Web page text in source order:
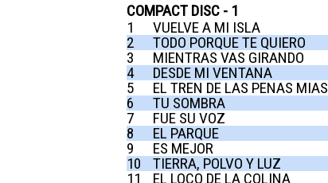
COMPACT DISC - 1
1
VUELVE A MI ISLA
2
TODO PORQUE TE QUIERO
3
MIENTRAS VAS GIRANDO
4
DESDE MI VENTANA
5
EL TREN DE LAS PENAS MIAS
6
TU SOMBRA
7
FUE SU VOZ
8
EL PARQUE
9
ES MEJOR
10
TIERRA, POLVO Y LUZ
11
EL LOCO DE LA COLINA